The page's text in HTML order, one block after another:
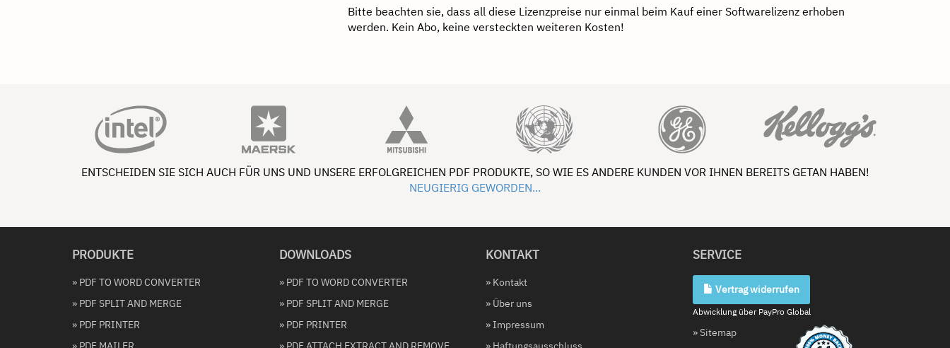
Bitte beachten sie, dass all diese Lizenzpreise nur einmal beim Kauf einer Softwarelizenz erhoben
werden. Kein Abo, keine versteckten weiteren Kosten!
ENTSCHEIDEN SIE SICH AUCH FÜR UNS UND UNSERE ERFOLGREICHEN PDF PRODUKTE, SO WIE ES ANDERE KUNDEN VOR IHNEN BEREITS GETAN HABEN!
NEUGIERIG GEWORDEN...
PRODUKTE
» PDF TO WORD CONVERTER
» PDF SPLIT AND MERGE
» PDF PRINTER
DOWNLOADS
» PDF TO WORD CONVERTER
» PDF SPLIT AND MERGE
» PDF PRINTER
KONTAKT
» Kontakt
» Über uns
» Impressum
SERVICE
Vertrag widerrufen
Abwicklung über PayPro Global
» Sitemap